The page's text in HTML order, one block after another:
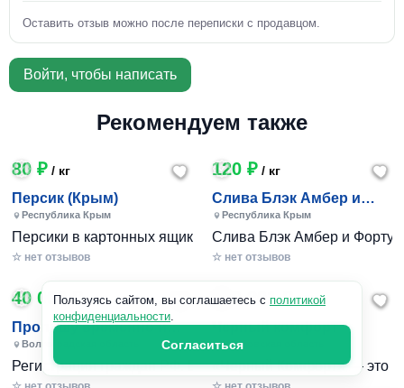
Оставить отзыв можно после переписки с продавцом.
Войти, чтобы написать
Рекомендуем также
80 ₽ / кг
Персик (Крым)
Республика Крым
Персики в картонных ящиках по 7-10 кг. Цена 80-200 руб
☆ нет отзывов
120 ₽/ кг
Слива Блэк Амбер и
Фортуна (Крым)
Республика Крым
Слива Блэк Амбер и
☆ нет отзывов
40 000 ₽
Пропишу временно и
постоянно в Волжском
Волгоградская область
Регистрация граждан РФ. Временная и постоянная
240 801 ₽/ 1шт
Черный комфорт
Московская область
«Черный Комфорт» — это
Пользуясь сайтом, вы соглашаетесь с политикой
конфиденциальности.
Согласиться